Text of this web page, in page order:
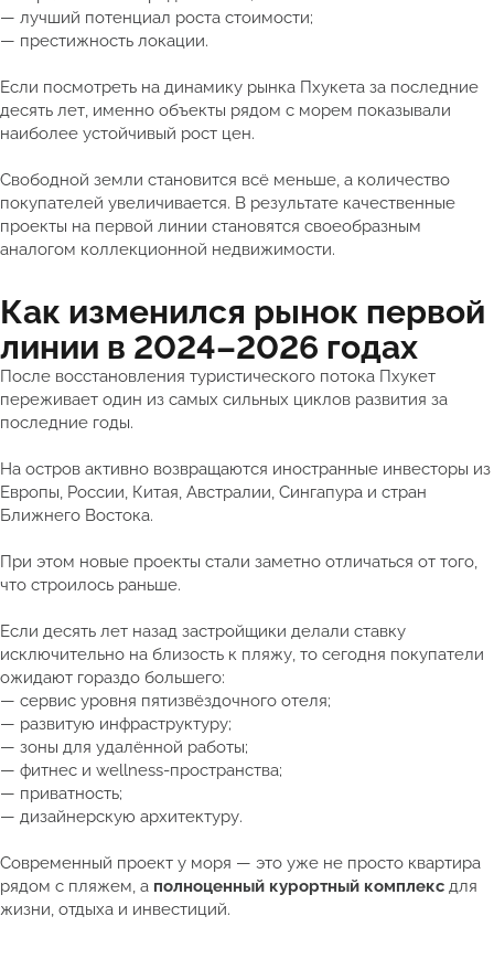
— лучший потенциал роста стоимости;
— престижность локации.
Если посмотреть на динамику рынка Пхукета за последние
десять лет, именно объекты рядом с морем показывали
наиболее устойчивый рост цен.
Свободной земли становится всё меньше, а количество
покупателей увеличивается. В результате качественные
проекты на первой линии становятся своеобразным
аналогом коллекционной недвижимости.
Как изменился рынок первой
линии в 2024–2026 годах
После восстановления туристического потока Пхукет
переживает один из самых сильных циклов развития за
последние годы.
На остров активно возвращаются иностранные инвесторы из
Европы, России, Китая, Австралии, Сингапура и стран
Ближнего Востока.
При этом новые проекты стали заметно отличаться от того,
что строилось раньше.
Если десять лет назад застройщики делали ставку
исключительно на близость к пляжу, то сегодня покупатели
ожидают гораздо большего:
— сервис уровня пятизвёздочного отеля;
— развитую инфраструктуру;
— зоны для удалённой работы;
— фитнес и wellness-пространства;
— приватность;
— дизайнерскую архитектуру.
Современный проект у моря — это уже не просто квартира
рядом с пляжем, а полноценный курортный комплекс для
жизни, отдыха и инвестиций.